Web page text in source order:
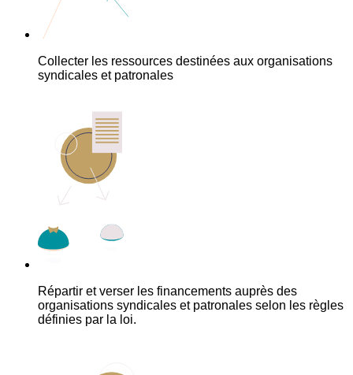
Collecter les ressources destinées aux organisations
syndicales et patronales
Répartir et verser les financements auprès des
organisations syndicales et patronales selon les règles
définies par la loi.